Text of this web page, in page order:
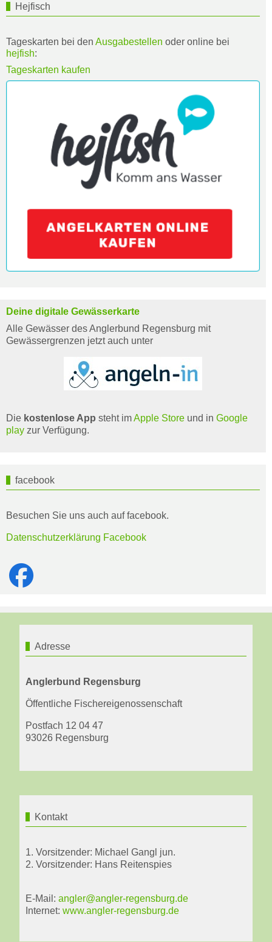
Hejfisch
Tageskarten bei den Ausgabestellen oder online bei
hejfish:
Tageskarten kaufen
Deine digitale Gewässerkarte
Alle Gewässer des Anglerbund Regensburg mit
Gewässergrenzen jetzt auch unter
Die kostenlose App steht imApple Store und in Google
play zur Verfügung.
facebook
Besuchen Sie uns auch auf facebook.
Datenschutzerklärung Facebook
Adresse
Anglerbund Regensburg
Öffentliche Fischereigenossenschaft
Postfach 12 04 47
93026 Regensburg
Kontakt
1. Vorsitzender: Michael Gangl jun.
2. Vorsitzender: Hans Reitenspies
E-Mail: angler@angler-regensburg.de
Internet: www.angler-regensburg.de